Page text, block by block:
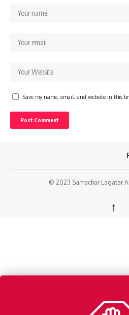
Save my name, email, and website in this
© 2023 Samachar Lagatar
↑